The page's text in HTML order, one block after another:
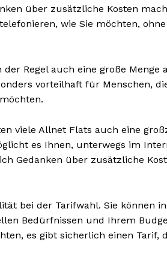
Inhalte
über zusätzliche Kosten
wie Sie möchten,
Regel auch eine große Menge
vorteilhaft für Menschen,
viele Allnet Flats auch eine
es Ihnen, unterwegs im
Gedanken über zusätzliche
bei der Tarifwahl. Sie können
Bedürfnissen und Ihrem
es gibt sicherlich einen Tarif,